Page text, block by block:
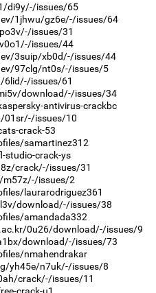
di9y/-/issues/65
1jhwu/gz6e/-/issues/64
issues/31
issues/44
3suip/xb0d/-/issues/44
97clg/nt0s/-/issues/5
6lid/-/issues/61
download/-/issues/34
antivirus-crackbc
01sr/-/issues/10
crack-53
samartinez312
studio-crack-ys
crack/-/issues/31
issues/2
laurarodriguez361
download/-/issues/38
amandada332
0u26/download/-/issues/9
download/-/issues/73
nmahendrakar
yh45e/n7uk/-/issues/8
crack/-/issues/11
crack-u1